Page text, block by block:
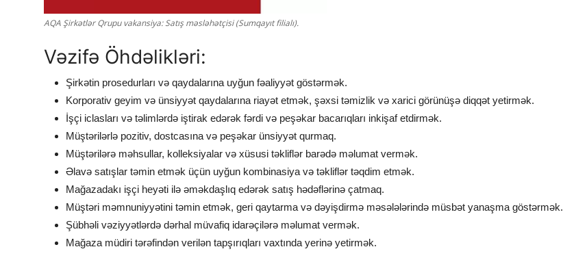
AQA Şirkətlər Qrupu vakansiya: Satış məsləhətçisi (Sumqayıt filialı).
Vəzifə Öhdəlikləri:
Şirkətin prosedurları və qaydalarına uyğun fəaliyyət göstərmək.
Korporativ geyim və ünsiyyət qaydalarına riayət etmək, şəxsi təmizlik və xarici görünüşə diqqət yetirmək.
İşçi iclasları və təlimlərdə iştirak edərək fərdi və peşəkar bacarıqları inkişaf etdirmək.
Müştərilərlə pozitiv, dostcasına və peşəkar ünsiyyət qurmaq.
Müştərilərə məhsullar, kolleksiyalar və xüsusi təkliflər barədə məlumat vermək.
Əlavə satışlar təmin etmək üçün uyğun kombinasiya və təkliflər təqdim etmək.
Mağazadakı işçi heyəti ilə əməkdaşlıq edərək satış hədəflərinə çatmaq.
Müştəri məmnuniyyətini təmin etmək, geri qaytarma və dəyişdirmə məsələlərində müsbət yanaşma göstərmək.
Şübhəli vəziyyətlərdə dərhal müvafiq idarəçilərə məlumat vermək.
Mağaza müdiri tərəfindən verilən tapşırıqları vaxtında yerinə yetirmək.